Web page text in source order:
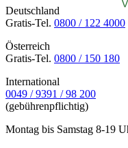
Deutschland
Gratis-Tel. 0800 / 122 4000
Österreich
Gratis-Tel. 0800 / 150 180
International
0049 / 9391 / 98 200
(gebührenpflichtig)
Montag bis Samstag 8-19